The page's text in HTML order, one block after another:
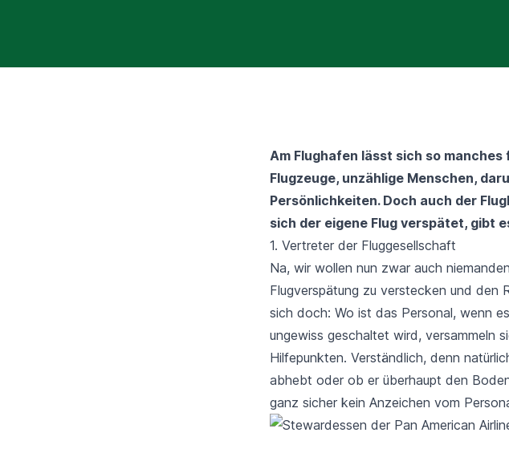
Am Flughafen lässt sich so
Flugzeuge, unzählige Menschen,
Persönlichkeiten. Doch auch der
sich der eigene Flug verspätet, gibt
1. Vertreter der Fluggesellschaft
Na, wir wollen nun zwar auch
Flugverspätung zu verstecken und den
sich doch: Wo ist das Personal, wenn
ungewiss geschaltet wird, versammeln
Hilfepunkten. Verständlich, denn
abhebt oder ob er überhaupt den
ganz sicher kein Anzeichen vom